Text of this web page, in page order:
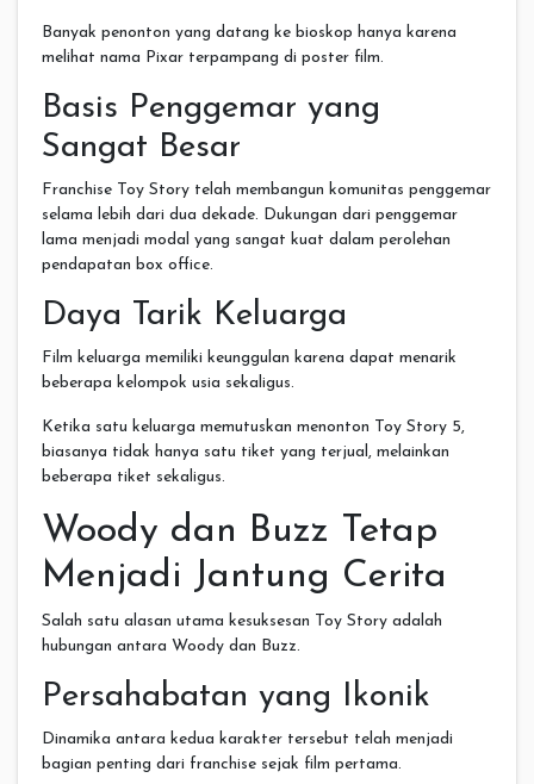
Banyak penonton yang datang ke bioskop hanya karena
melihat nama Pixar terpampang di poster film.
Basis Penggemar yang
Sangat Besar
Franchise Toy Story telah membangun komunitas penggemar
selama lebih dari dua dekade. Dukungan dari penggemar
lama menjadi modal yang sangat kuat dalam perolehan
pendapatan box office.
Daya Tarik Keluarga
Film keluarga memiliki keunggulan karena dapat menarik
beberapa kelompok usia sekaligus.
Ketika satu keluarga memutuskan menonton Toy Story 5,
biasanya tidak hanya satu tiket yang terjual, melainkan
beberapa tiket sekaligus.
Woody dan Buzz Tetap
Menjadi Jantung Cerita
Salah satu alasan utama kesuksesan Toy Story adalah
hubungan antara Woody dan Buzz.
Persahabatan yang Ikonik
Dinamika antara kedua karakter tersebut telah menjadi
bagian penting dari franchise sejak film pertama.